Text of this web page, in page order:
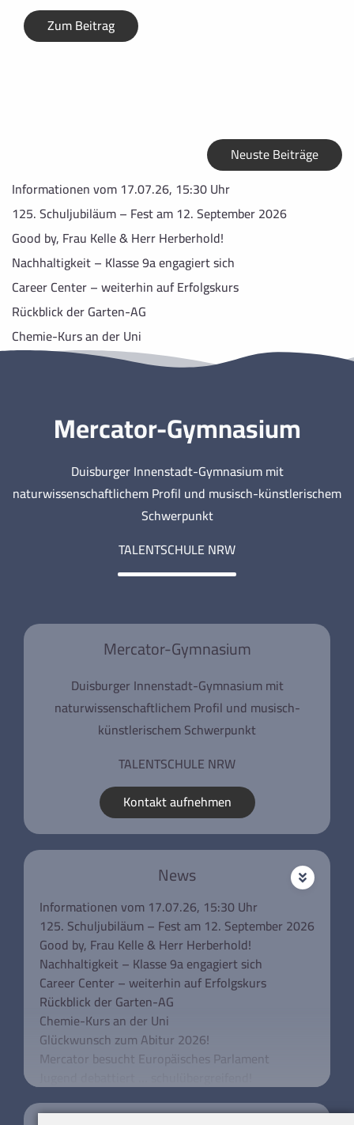
Zum Beitrag
Neuste Beiträge
Informationen vom 17.07.26, 15:30 Uhr
125. Schuljubiläum – Fest am 12. September 2026
Good by, Frau Kelle & Herr Herberhold!
Nachhaltigkeit – Klasse 9a engagiert sich
Career Center – weiterhin auf Erfolgskurs
Rückblick der Garten-AG
Chemie-Kurs an der Uni
Mercator-Gymnasium
Duisburger Innenstadt-Gymnasium mit
naturwissenschaftlichem Profil und musisch-künstlerischem
Schwerpunkt
TALENTSCHULE NRW
Mercator-Gymnasium
Duisburger Innenstadt-Gymnasium mit
naturwissenschaftlichem Profil und musisch-
künstlerischem Schwerpunkt
TALENTSCHULE NRW
Kontakt aufnehmen
News
Informationen vom 17.07.26, 15:30 Uhr
125. Schuljubiläum – Fest am 12. September 2026
Good by, Frau Kelle & Herr Herberhold!
Nachhaltigkeit – Klasse 9a engagiert sich
Career Center – weiterhin auf Erfolgskurs
Rückblick der Garten-AG
Chemie-Kurs an der Uni
Glückwunsch zum Abitur 2026!
Mercator besucht Europäisches Parlament
Unsere Klassen 5 besuchen das Rathaus
Schulkonferenz aktuell